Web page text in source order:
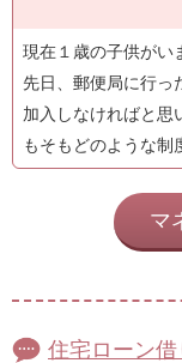
現在１歳の子供がい
先日、郵便局に行っ
加入しなければと思
もそもどのような制
マ
住宅ローン借